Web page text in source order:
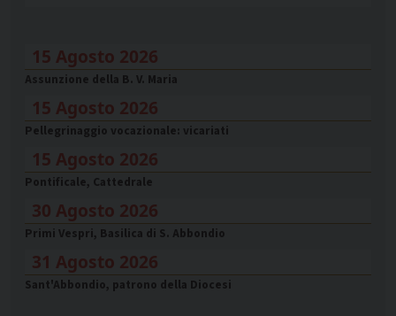
15 Agosto 2026
Assunzione della B. V. Maria
15 Agosto 2026
Pellegrinaggio vocazionale: vicariati
15 Agosto 2026
Pontificale, Cattedrale
30 Agosto 2026
Primi Vespri, Basilica di S. Abbondio
31 Agosto 2026
Sant'Abbondio, patrono della Diocesi